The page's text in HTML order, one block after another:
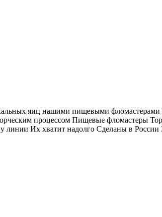
яиц нашими пищевыми
процессом Пищевые фломастеры
Их хватит надолго Сделаны в России